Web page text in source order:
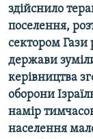
здійснило
поселення,
сектором
держави
керівництва
оборони
намір
населення